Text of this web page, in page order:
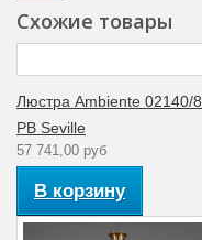
Световая
температура (K)
Общая мощность
Степень
пылевлагозащиты
пыль (1ая цифра)
влага (2ая цифра)
Схожие товары
Люстра Ambiente 02140/8
PB Seville
57 741,00 руб
В корзину